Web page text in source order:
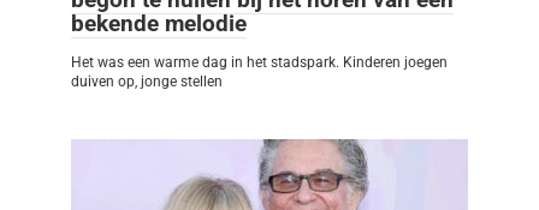
bekende melodie
Het was een warme dag in het stadspark. Kinderen joegen
duiven op, jonge stellen